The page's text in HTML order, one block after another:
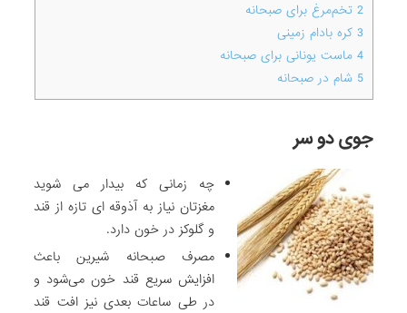
2 تخم‌مرغ برای صبحانه
3 کره بادام زمینی
4 ماست یونانی برای صبحانه
5 شام در صبحانه
جوی دو سر
چه زمانی که بیدار می شوید
مغزتان نیاز به آذوقه ای تازه از قند
و گلوکز در خون دارد.
مصرف صبحانه شیرین باعث
افزایش سریع قند خون می‌شود و
در طی ساعات بعدی نیز افت قند